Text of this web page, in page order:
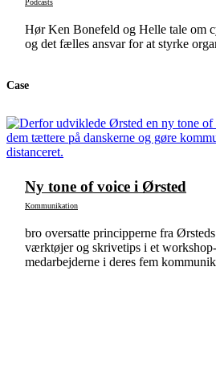
Podcasts
Hør Ken Bonefeld og Helle tale om
og det fælles ansvar for at styrke
Case
Ny tone of voice i Ørsted
Kommunikation
bro oversatte principperne fra
værktøjer og skrivetips i et
medarbejderne i deres fem